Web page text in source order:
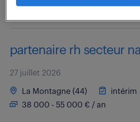
partenaire rh secteur
27 juillet 2026
La Montagne (44) intérim
38 000 - 55 000 € / an